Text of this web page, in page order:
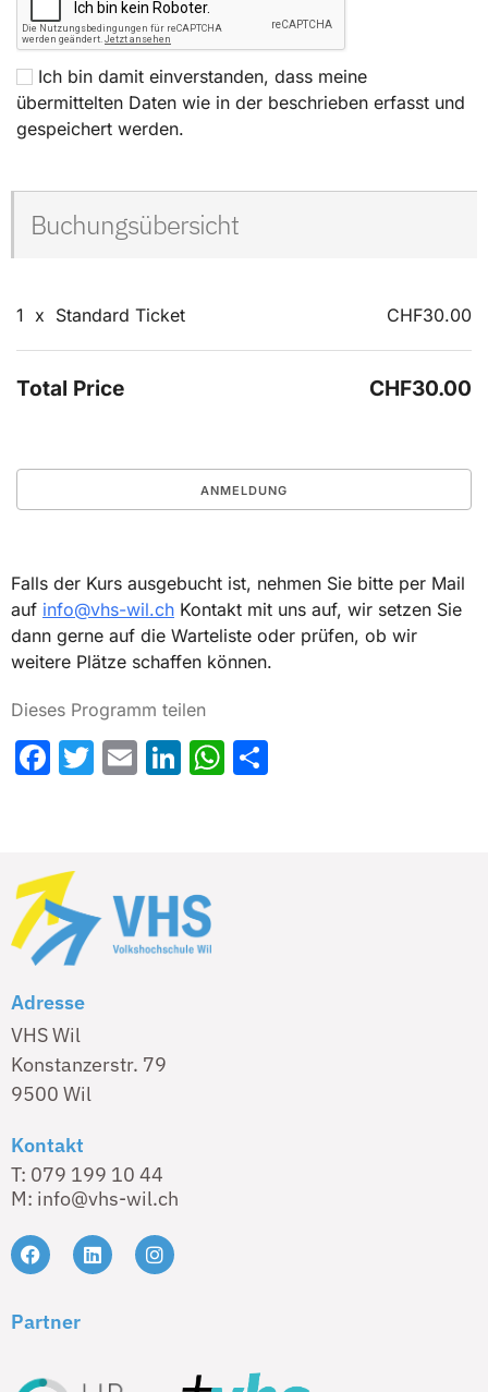
Ich bin damit einverstanden, dass meine
übermittelten Daten wie in der beschrieben erfasst und
gespeichert werden.
Buchungsübersicht
1 x Standard Ticket CHF30.00
Total Price CHF30.00
Falls der Kurs ausgebucht ist, nehmen Sie bitte per Mail
auf info@vhs-wil.ch Kontakt mit uns auf, wir setzen Sie
dann gerne auf die Warteliste oder prüfen, ob wir
weitere Plätze schaffen können.
Dieses Programm teilen
Facebook
Twitter
EmailLinkedIn
WhatsApp
Adresse
VHS Wil
Konstanzerstr. 79
9500 Wil
Kontakt
T: 079 199 10 44
M: info@vhs-wil.ch
Partner